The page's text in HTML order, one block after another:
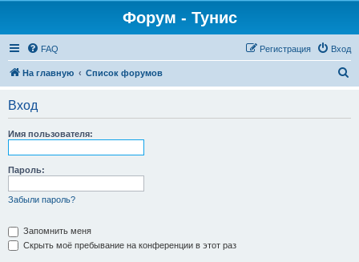
Форум - Тунис
FAQ Вход
Регистрация
На главную Список форумов
Вход
Имя пользователя:
Пароль:
Забыли пароль?
Запомнить меня
Скрыть моё пребывание на конференции в этот раз